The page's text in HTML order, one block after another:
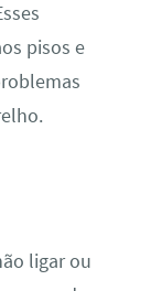
pisos e
ligar ou